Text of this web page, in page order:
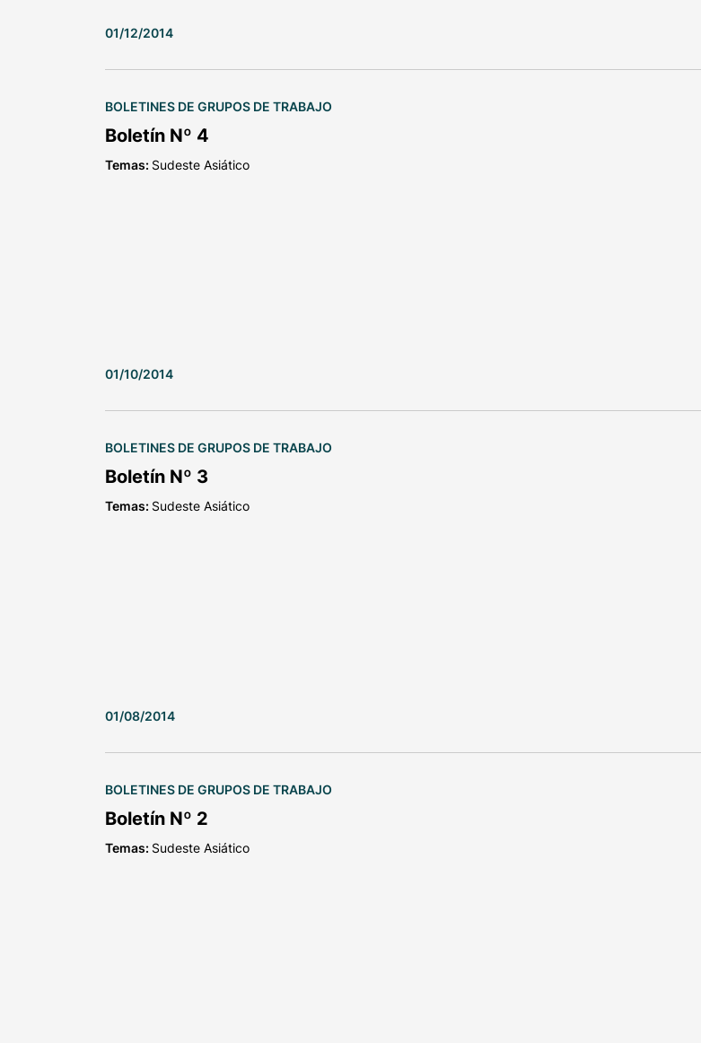
01/12/2014
BOLETINES DE GRUPOS DE TRABAJO
Boletín Nº 4
Temas: Sudeste Asiático
01/10/2014
BOLETINES DE GRUPOS DE TRABAJO
Boletín Nº 3
Temas: Sudeste Asiático
01/08/2014
BOLETINES DE GRUPOS DE TRABAJO
Boletín Nº 2
Temas: Sudeste Asiático